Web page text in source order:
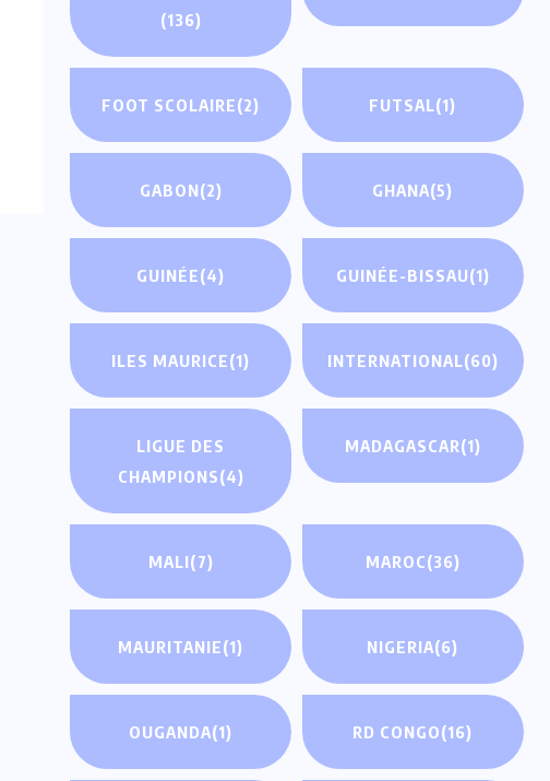
(136)
FOOT SCOLAIRE(2) FUTSAL(1)
GABON(2) GHANA(5)
GUINÉE(4) GUINÉE-BISSAU(1)
ILES MAURICE(1) INTERNATIONAL(60)
LIGUE DES
CHAMPIONS(4)
MADAGASCAR(1)
MALI(7) MAROC(36)
MAURITANIE(1) NIGERIA(6)
OUGANDA(1) RD CONGO(16)